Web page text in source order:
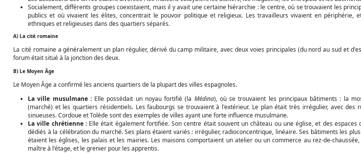
Socialement, différents groupes coexistaient, mais il y avait une certaine hiérarchie : le centre, où se trouvaient les
publics et où vivaient les élites, concentrait le pouvoir politique et religieux. Les travailleurs vivaient en périphérie,
ethniques et religieuses dans des quartiers séparés.
A) La cité romaine
La cité romaine a généralement un plan régulier, dérivé du camp militaire, avec deux voies principales (du nord au sud et
forum était situé à la jonction des deux.
B) Le Moyen Âge
Le Moyen Âge a confirmé les anciens quartiers de la plupart des villes espagnoles.
La ville musulmane :Elle possédait un noyau fortifié (la Médina), où se trouvaient les principaux bâtiments : la
(marché) et les quartiers résidentiels. Les faubourgs se trouvaient à l'extérieur. Le plan était très irrégulier, avec des
sinueuses. Cordoue et Tolède sont des exemples de villes ayant une forte influence musulmane.
La ville chrétienne :Elle était également fortifiée. Son centre était souvent un château ou une église, et des espaces
dédiés à la célébration du marché. Ses plans étaient variés : irrégulier, radioconcentrique, linéaire. Ses bâtiments les
étaient les églises, les palais et les mairies. Les maisons comportaient un atelier ou un commerce au rez-de-
maître à l'étage, et le grenier pour les apprentis.